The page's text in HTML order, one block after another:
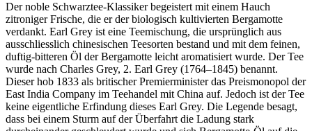
Der noble Schwarztee-Klassiker begeistert mit einem Hauch
zitroniger Frische, die er der biologisch kultivierten Bergamotte
verdankt. Earl Grey ist eine Teemischung, die ursprünglich aus
ausschliesslich chinesischen Teesorten bestand und mit dem feinen,
duftig-bitteren Öl der Bergamotte leicht aromatisiert wurde. Der Tee
wurde nach Charles Grey, 2. Earl Grey (1764–1845) benannt.
Dieser hob 1833 als britischer Premierminister das Preismonopol der
East India Company im Teehandel mit China auf. Jedoch ist der Tee
keine eigentliche Erfindung dieses Earl Grey. Die Legende besagt,
dass bei einem Sturm auf der Überfahrt die Ladung stark